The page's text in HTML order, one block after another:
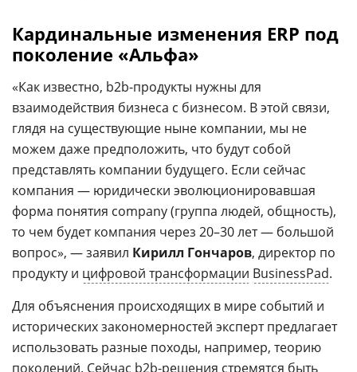
Кардинальные изменения ERP под
поколение «Альфа»
«Как известно, b2b-продукты нужны для
взаимодействия бизнеса с бизнесом. В этой связи,
глядя на существующие ныне компании, мы не
можем даже предположить, что будут собой
представлять компании будущего. Если сейчас
компания — юридически эволюционировавшая
форма понятия company (группа людей, общность),
то чем будет компания через 20–30 лет — большой
вопрос», — заявил Кирилл Гончаров, директор по
продукту и цифровой трансформации BusinessPad.
Для объяснения происходящих в мире событий и
исторических закономерностей эксперт предлагает
использовать разные походы, например, теорию
поколений. Сейчас b2b-решения стремятся быть